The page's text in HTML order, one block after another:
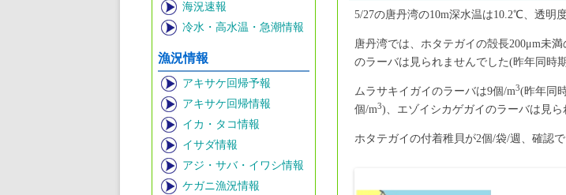
海況速報
冷水・高水温・急潮情報
漁況情報
アキサケ回帰予報
アキサケ回帰情報
イカ・タコ情報
イサダ情報
アジ・サバ・イワシ情報
ケガニ漁況情報
5/27の唐丹湾の10m深水温は10.2℃、透明度
唐丹湾では、ホタテガイの殻長200μm未
のラーバは見られませんでした(昨年同時
ムラサキイガイのラーバは9個/m3(昨年同
個/m3)、エゾイシカゲガイのラーバは見
ホタテガイの付着稚貝が2個/袋/週、確認で